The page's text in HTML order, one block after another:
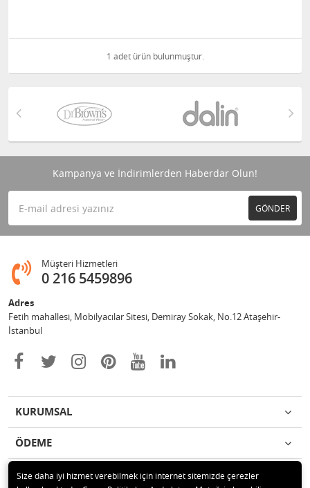
1 adet ürün bulunmuştur.
Kampanya ve İndirimlerden Haberdar Olun!
GÖNDER
Müşteri Hizmetleri
0 216 5459896
Adres
Fetih mahallesi, Mobilyacılar Sitesi, Demiray Sokak, No.12 Ataşehir-
İstanbul
KURUMSAL
ÖDEME
İLETİŞİM
Size daha iyi hizmet verebilmek için internet sitemizde çerezler